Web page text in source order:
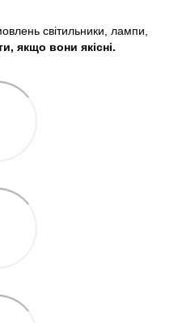
світильники, лампи,
якщо вони якісні.